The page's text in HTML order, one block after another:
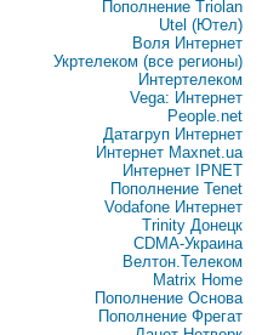
Пополнение Triolan
Utel (Ютел)
Воля Интернет
Укртелеком (все регионы)
Интертелеком
Vega: Интернет
People.net
Датагруп Интернет
Интернет Maxnet.ua
Интернет IPNET
Пополнение Tenet
Vodafone Интернет
Trinity Донецк
CDMA-Украина
Велтон.Телеком
Matrix Home
Пополнение Основа
Пополнение Фрегат